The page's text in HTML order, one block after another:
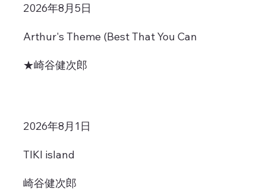
2026年8月5日
Arthur's Theme (Best That You Can
★崎谷健次郎
2026年8月1日
TIKI island
崎谷健次郎